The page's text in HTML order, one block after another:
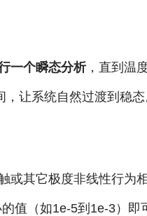
一个瞬态分析，直到温
让系统自然过渡到稳
其它极度非线性行为相
值（如1e-5到1e-3）